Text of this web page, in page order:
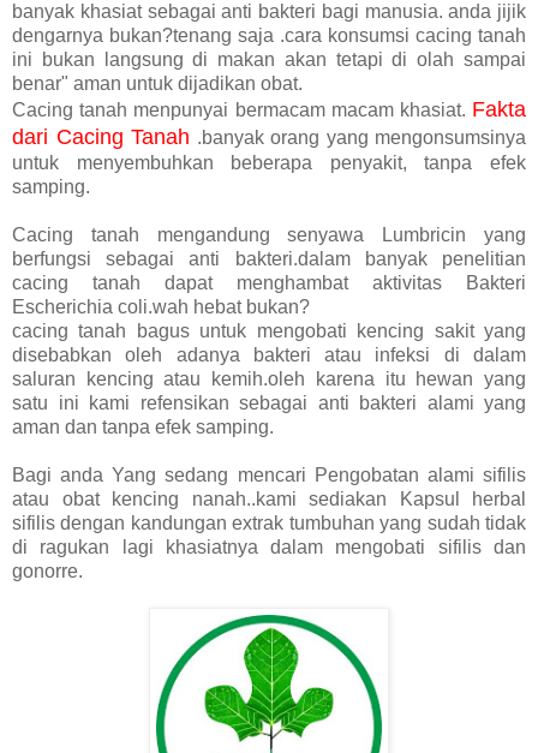
banyak khasiat sebagai anti bakteri bagi manusia. anda jijik
dengarnya bukan?tenang saja .cara konsumsi cacing tanah
ini bukan langsung di makan akan tetapi di olah sampai
benar" aman untuk dijadikan obat.
Cacing tanah menpunyai bermacam macam khasiat. Fakta
dari Cacing Tanah .banyak orang yang mengonsumsinya
untuk menyembuhkan beberapa penyakit, tanpa efek
samping.
Cacing tanah mengandung senyawa Lumbricin yang
berfungsi sebagai anti bakteri.dalam banyak penelitian
cacing tanah dapat menghambat aktivitas Bakteri
Escherichia coli.wah hebat bukan?
cacing tanah bagus untuk mengobati kencing sakit yang
disebabkan oleh adanya bakteri atau infeksi di dalam
saluran kencing atau kemih.oleh karena itu hewan yang
satu ini kami refensikan sebagai anti bakteri alami yang
aman dan tanpa efek samping.
Bagi anda Yang sedang mencari Pengobatan alami sifilis
atau obat kencing nanah..kami sediakan Kapsul herbal
sifilis dengan kandungan extrak tumbuhan yang sudah tidak
di ragukan lagi khasiatnya dalam mengobati sifilis dan
gonorre.